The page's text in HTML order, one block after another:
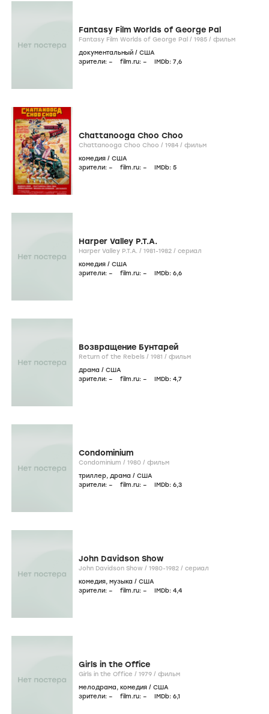
Fantasy Film Worlds of George Pal
Fantasy Film Worlds of George Pal / 1985 / фильм
документальный / США
зрители: – film.ru: – IMDb: 7,6
Chattanooga Choo Choo
Chattanooga Choo Choo / 1984 / фильм
комедия / США
зрители: – film.ru: – IMDb: 5
Harper Valley P.T.A.
Harper Valley P.T.A. / 1981-1982 / сериал
комедия / США
зрители: – film.ru: – IMDb: 6,6
Возвращение Бунтарей
Return of the Rebels / 1981 / фильм
драма / США
зрители: – film.ru: – IMDb: 4,7
Condominium
Condominium / 1980 / фильм
триллер, драма / США
зрители: – film.ru: – IMDb: 6,3
John Davidson Show
John Davidson Show / 1980-1982 / сериал
комедия, музыка / США
зрители: – film.ru: – IMDb: 4,4
Girls in the Office
Girls in the Office / 1979 / фильм
мелодрама, комедия / США
зрители: – film.ru: – IMDb: 6,1